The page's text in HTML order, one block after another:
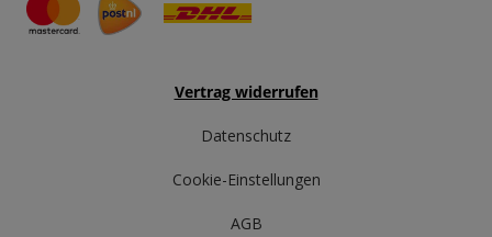
Vertrag widerrufen
Datenschutz
Cookie-Einstellungen
AGB